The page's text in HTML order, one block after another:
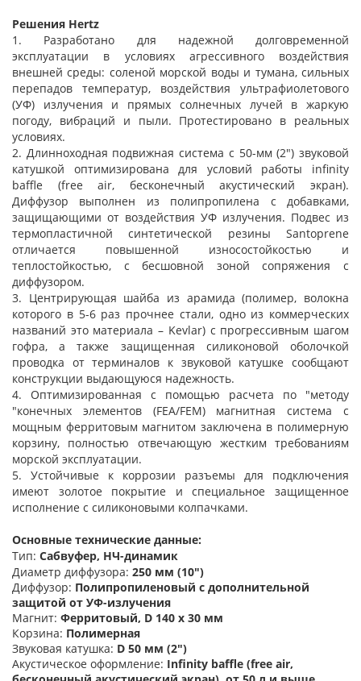
Решения Hertz
1. Разработано для надежной долговременной
эксплуатации в условиях агрессивного воздействия
внешней среды: соленой морской воды и тумана, сильных
перепадов температур, воздействия ультрафиолетового
(УФ) излучения и прямых солнечных лучей в жаркую
погоду, вибраций и пыли. Протестировано в реальных
условиях.
2. Длинноходная подвижная система с 50-мм (2") звуковой
катушкой оптимизирована для условий работы infinity
baffle (free air, бесконечный акустический экран).
Диффузор выполнен из полипропилена с добавками,
защищающими от воздействия УФ излучения. Подвес из
термопластичной синтетической резины Santoprene
отличается повышенной износостойкостью и
теплостойкостью, с бесшовной зоной сопряжения с
диффузором.
3. Центрирующая шайба из арамида (полимер, волокна
которого в 5-6 раз прочнее стали, одно из коммерческих
названий это материала – Kevlar) с прогрессивным шагом
гофра, а также защищенная силиконовой оболочкой
проводка от терминалов к звуковой катушке сообщают
конструкции выдающуюся надежность.
4. Оптимизированная с помощью расчета по "методу
"конечных элементов (FEA/FEM) магнитная система с
мощным ферритовым магнитом заключена в полимерную
корзину, полностью отвечающую жестким требованиям
морской эксплуатации.
5. Устойчивые к коррозии разъемы для подключения
имеют золотое покрытие и специальное защищенное
исполнение с силиконовыми колпачками.
Основные технические данные:
Тип: Сабвуфер, НЧ-динамик
Диаметр диффузора: 250 мм (10")
Диффузор: Полипропиленовый с дополнительной
защитой от УФ-излучения
Магнит: Ферритовый, D 140 х 30 мм
Корзина: Полимерная
Звуковая катушка: D 50 мм (2")
Акустическое оформление: Infinity baffle (free air,